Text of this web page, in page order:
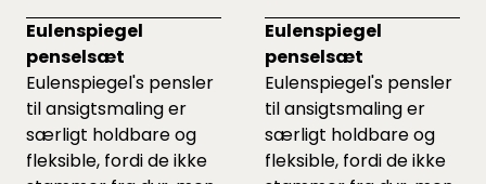
Eulenspiegel
penselsæt
Eulenspiegel's pensler
til ansigtsmaling er
særligt holdbare og
fleksible, fordi de ikke
Eulenspiegel
penselsæt
Eulenspiegel's pensler
til ansigtsmaling er
særligt holdbare og
fleksible, fordi de ikke